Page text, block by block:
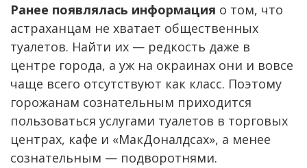
Ранее появлялась информация о том, что
астраханцам не хватает общественных
туалетов. Найти их — редкость даже в
центре города, а уж на окраинах они и вовсе
чаще всего отсутствуют как класс. Поэтому
горожанам сознательным приходится
пользоваться услугами туалетов в торговых
центрах, кафе и «МакДоналдсах», а менее
сознательным — подворотнями.